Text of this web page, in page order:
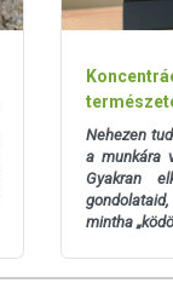
Nehezen
a munkára
Gyakran
mintha